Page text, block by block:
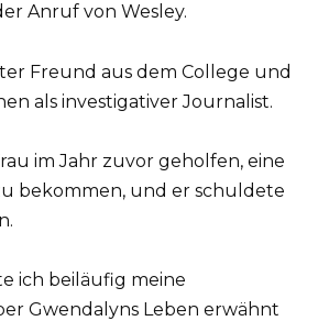
Anruf von Wesley.
Freund aus dem College und
als investigativer Journalist.
im Jahr zuvor geholfen, eine
bekommen, und er schuldete
ich beiläufig meine
Gwendalyns Leben erwähnt